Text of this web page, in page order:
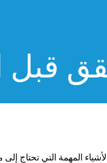
قبل
المهمة التي تحتاج إلى